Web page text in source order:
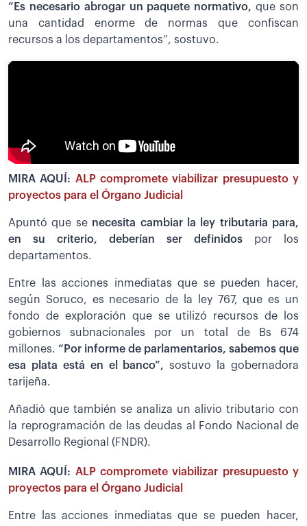
”Es necesario abrogar un paquete normativo,que son
una cantidad enorme de normas que confiscan
recursos a los departamentos”, sostuvo.
MIRA AQUÍ: ALP compromete viabilizar presupuesto y
proyectos para el Órgano Judicial
Apuntó que se necesita cambiar la ley tributaria para,
en su criterio, deberían ser definidos por los
departamentos.
Entre las acciones inmediatas que se pueden hacer,
según Soruco, es necesario de la ley 767, que es un
fondo de exploración que se utilizó recursos de los
gobiernos subnacionales por un total de Bs 674
millones. “Por informe de parlamentarios, sabemos que
esa plata está en el banco”,sostuvo la gobernadora
tarijeña.
Añadió que también se analiza un alivio tributario con
la reprogramación de las deudas al Fondo Nacional de
Desarrollo Regional (FNDR).
MIRA AQUÍ: ALP compromete viabilizar presupuesto y
proyectos para el Órgano Judicial
Entre las acciones inmediatas que se pueden hacer,